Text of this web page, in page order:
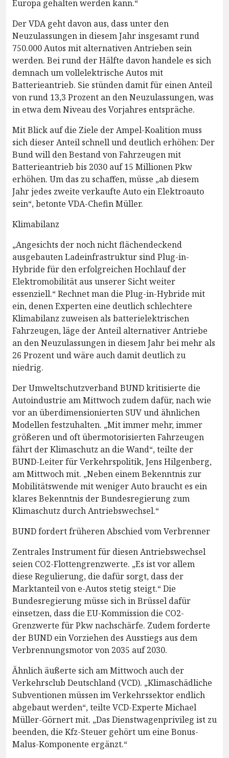
Europa gehalten werden kann.“
Der VDA geht davon aus, dass unter den
Neuzulassungen in diesem Jahr insgesamt rund
750.000 Autos mit alternativen Antrieben sein
werden. Bei rund der Hälfte davon handele es sich
demnach um vollelektrische Autos mit
Batterieantrieb. Sie stünden damit für einen Anteil
von rund 13,3 Prozent an den Neuzulassungen, was
in etwa dem Niveau des Vorjahres entspräche.
Mit Blick auf die Ziele der Ampel-Koalition muss
sich dieser Anteil schnell und deutlich erhöhen: Der
Bund will den Bestand von Fahrzeugen mit
Batterieantrieb bis 2030 auf 15 Millionen Pkw
erhöhen. Um das zu schaffen, müsse „ab diesem
Jahr jedes zweite verkaufte Auto ein Elektroauto
sein“, betonte VDA-Chefin Müller.
Klimabilanz
„Angesichts der noch nicht flächendeckend
ausgebauten Ladeinfrastruktur sind Plug-in-
Hybride für den erfolgreichen Hochlauf der
Elektromobilität aus unserer Sicht weiter
essenziell.“ Rechnet man die Plug-in-Hybride mit
ein, denen Experten eine deutlich schlechtere
Klimabilanz zuweisen als batterielektrischen
Fahrzeugen, läge der Anteil alternativer Antriebe
an den Neuzulassungen in diesem Jahr bei mehr als
26 Prozent und wäre auch damit deutlich zu
niedrig.
Der Umweltschutzverband BUND kritisierte die
Autoindustrie am Mittwoch zudem dafür, nach wie
vor an überdimensionierten SUV und ähnlichen
Modellen festzuhalten. „Mit immer mehr, immer
größeren und oft übermotorisierten Fahrzeugen
fährt der Klimaschutz an die Wand“, teilte der
BUND-Leiter für Verkehrspolitik, Jens Hilgenberg,
am Mittwoch mit. „Neben einem Bekenntnis zur
Mobilitätswende mit weniger Auto braucht es ein
klares Bekenntnis der Bundesregierung zum
Klimaschutz durch Antriebswechsel.“
BUND fordert früheren Abschied vom Verbrenner
Zentrales Instrument für diesen Antriebswechsel
seien CO2-Flottengrenzwerte. „Es ist vor allem
diese Regulierung, die dafür sorgt, dass der
Marktanteil von e-Autos stetig steigt.“ Die
Bundesregierung müsse sich in Brüssel dafür
einsetzen, dass die EU-Kommission die CO2-
Grenzwerte für Pkw nachschärfe. Zudem forderte
der BUND ein Vorziehen des Ausstiegs aus dem
Verbrennungsmotor von 2035 auf 2030.
Ähnlich äußerte sich am Mittwoch auch der
Verkehrsclub Deutschland (VCD). „Klimaschädliche
Subventionen müssen im Verkehrssektor endlich
abgebaut werden“, teilte VCD-Experte Michael
Müller-Görnert mit. „Das Dienstwagenprivileg ist zu
beenden, die Kfz-Steuer gehört um eine Bonus-
Malus-Komponente ergänzt.“